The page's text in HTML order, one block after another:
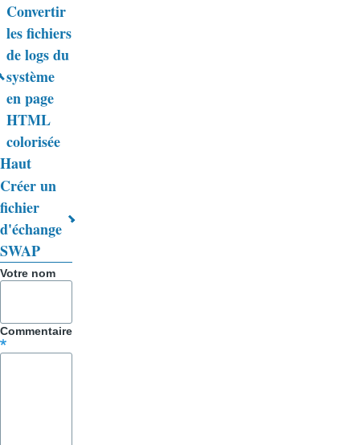
Liens
transversaux
de
livre
pour
Trucs
&
Astuces
Convertir
les fichiers
de logs du
système
en page
HTML
colorisée
Haut
Créer un
fichier
d'échange
SWAP
Votre nom
Commentaire